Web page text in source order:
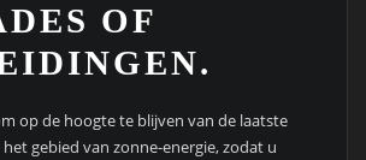
OF
op de hoogte te blijven van de laatste
gebied van zonne-energie, zodat u